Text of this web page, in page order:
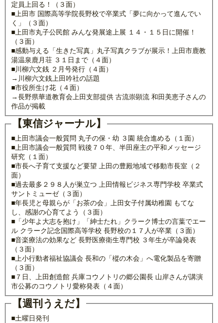
定員上回る！（３面）
■上田市 国際高等学院長野校で卒業式「夢に向かって進んでい
く」（３面）
■上田市丸子公民館 みんな発展途上展 １４・１５日に開催！
（３面）
■感動与える「生きた写真」丸子写真クラブが展示！上田市鹿教
湯温泉鹿月荘 ３１日まで（４面）
■川柳六文銭 ２月号発行（４面）
→川柳六文銭上田吟社の話題
■市役所生け花（４面）
→長野県華道教育会上田支部提供 古流崇顕流 和田美恵子さんの
作品が掲載
【東信ジャーナル】
■上田市議会一般質問 丸子の保・幼 ３園 統合進める（１面）
■上田市議会一般質問 戦後７０年、半田座主の平和メッセージ
研究（１面）
■市長へ子育て支援など要望 上田の豊殿地域で移動市長室（２
面）
■過去最多２９８人が巣立つ 上田情報ビジネス専門学校 卒業式
サントミューゼ（３面）
■年長児と母親らが「お茶の会」上田女子付属幼稚園 もてな
し、感謝の心育てよう（３面）
■「少年よ大志を抱け」「紳士たれ」クラーク博士の言葉でエー
ル クラーク記念国際高等学校 長野校の１７人が卒業（３面）
■音楽療法の効果など 長野医療衛生専門校 ３年生が卒論発表
（３面）
■上小行動者福祉協議会 長和の「樅の木会」へ電化製品を寄贈
（３面）
■７日、上田創造館 兵庫コウノトリの郷公園長 山岸さんが講演
市公募のコウノトリ愛称発表（４面）
【週刊うえだ】
■土曜日発刊